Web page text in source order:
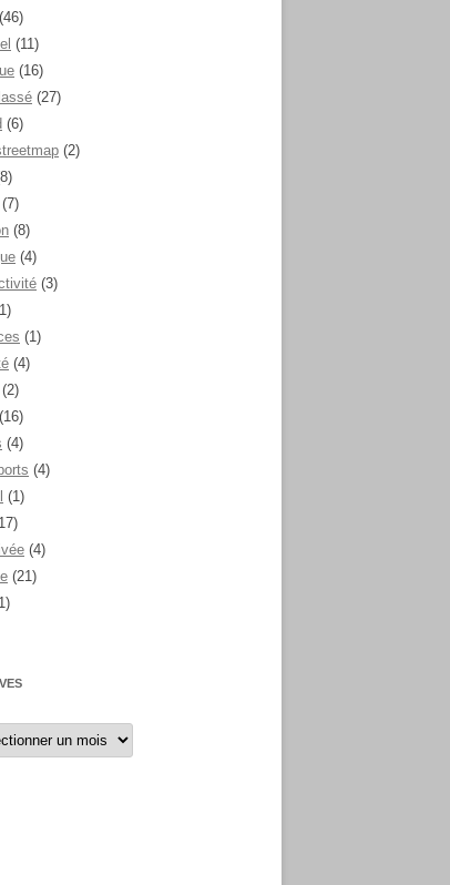
(46)
(11)
(16)
(27)
(6)
(2)
(7)
(8)
(4)
(3)
(1)
(4)
(2)
(16)
(4)
(4)
(1)
(4)
(21)